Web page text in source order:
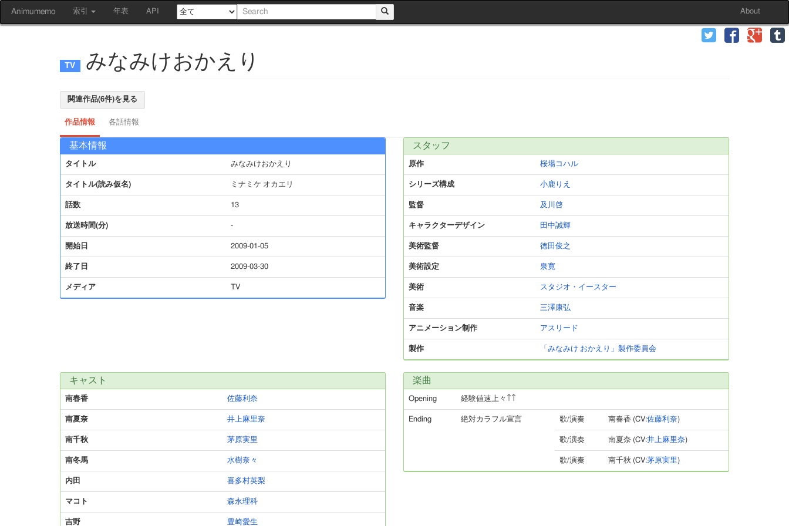
Animumemo 索引 年表 API About
みなみけおかえり
関連作品(6件)を見る
作品情報 各話情報
基本情報
タイトル みなみけおかえり
タイトル(読み仮名) ミナミケ オカエリ
話数 13
放送時間(分) -
開始日 2009-01-05
終了日 2009-03-30
メディア TV
スタッフ
原作 桜場コハル
シリーズ構成 小鹿りえ
監督 及川啓
キャラクターデザイン 田中誠輝
美術監督 徳田俊之
美術設定 泉寛
美術 スタジオ・イースター
音楽 三澤康弘
アニメーション制作 アスリード
製作 「みなみけ おかえり」製作委員会
キャスト
南春香 佐藤利奈
南夏奈 井上麻里奈
南千秋 茅原実里
南冬馬 水樹奈々
内田 喜多村英梨
マコト 森永理科
吉野 豊崎愛生
楽曲
Opening 経験値速上々↑↑
Ending 絶対カラフル宣言 歌/演奏 南春香 (CV:佐藤利奈)
歌/演奏 南夏奈 (CV:井上麻里奈)
歌/演奏 南千秋 (CV:茅原実里)